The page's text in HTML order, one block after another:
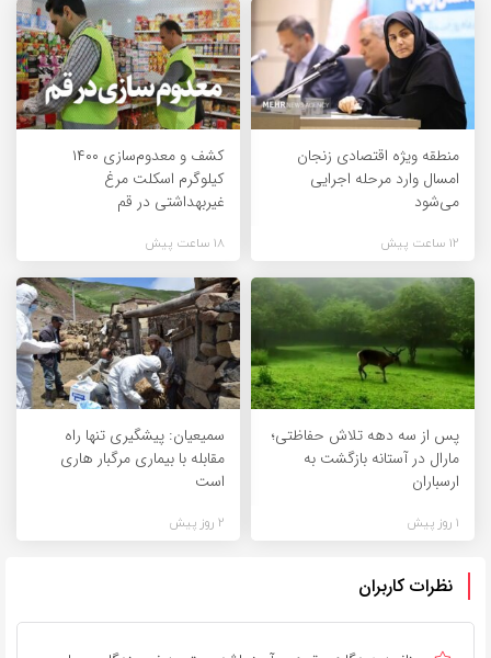
منطقه ویژه اقتصادی زنجان
امسال وارد مرحله اجرایی
می‌شود
12 ساعت پیش
کشف و معدوم‌سازی ۱۴۰۰
کیلوگرم اسکلت مرغ
غیربهداشتی در قم
18 ساعت پیش
پس از سه دهه تلاش حفاظتی؛
مارال در آستانه بازگشت به
ارسباران
1 روز پیش
سمیعیان: پیشگیری تنها راه
مقابله با بیماری مرگبار هاری
است
2 روز پیش
نظرات کاربران